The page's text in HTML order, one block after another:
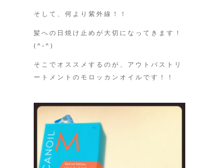
そして、何より紫外線！！
髪への日焼け止めが大切になってきます！
(^-^)
そこでオススメするのが、アウトバストリ
ートメントのモロッカンオイルです！！